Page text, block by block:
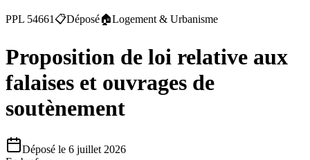
PPL 54661 📋Déposé🏠Logement & Urbanisme
Proposition de loi relative aux
falaises et ouvrages de
soutènement
Déposé le 6 juillet 2026